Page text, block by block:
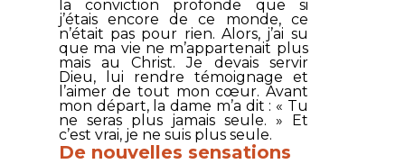
la conviction profonde que si
j’étais encore de ce monde, ce
n’était pas pour rien. Alors, j’ai su
que ma vie ne m’appartenait plus
mais au Christ. Je devais servir
Dieu, lui rendre témoignage et
l’aimer de tout mon cœur. Avant
mon départ, la dame m’a dit : « Tu
ne seras plus jamais seule. » Et
c’est vrai, je ne suis plus seule.
De nouvelles sensations